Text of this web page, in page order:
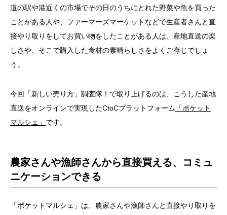
道の駅や港近くの市場でその日のうちにとれた野菜や魚を買った
ことがある人や、ファーマーズマーケットなどで生産者さんと直
接やり取りをしてお買い物をしたことがある人は、産地直送の楽
しさや、そこで購入した食材の素晴らしさをよくご存じでしょ
う。
今回「新しい売り方」調査隊！で取り上げるのは、こうした産地
直送をオンラインで実現したCtoCプラットフォーム 「ポケット
マルシェ」 です。
農家さんや漁師さんから直接買える、コミュ
ニケーションできる
「ポケットマルシェ」は、農家さんや漁師さんと直接やり取りを